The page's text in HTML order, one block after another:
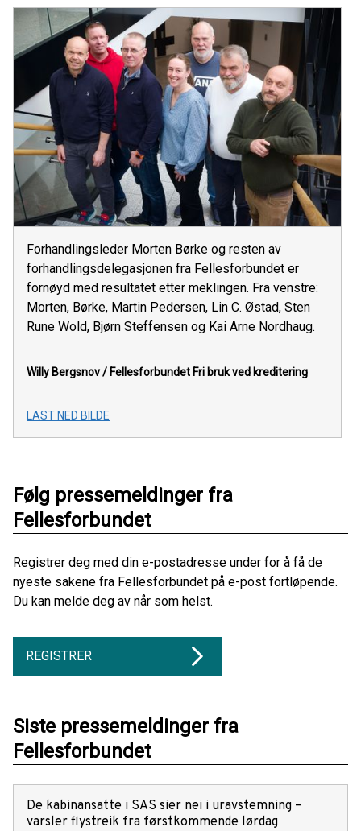
Forhandlingsleder Morten Børke og resten av
forhandlingsdelegasjonen fra Fellesforbundet er
fornøyd med resultatet etter meklingen. Fra venstre:
Morten, Børke, Martin Pedersen, Lin C. Østad, Sten
Rune Wold, Bjørn Steffensen og Kai Arne Nordhaug.
Willy Bergsnov / Fellesforbundet Fri bruk ved kreditering
LAST NED BILDE
Følg pressemeldinger fra
Fellesforbundet
Registrer deg med din e-postadresse under for å få de
nyeste sakene fra Fellesforbundet på e-post fortløpende.
Du kan melde deg av når som helst.
REGISTRER
Siste pressemeldinger fra
Fellesforbundet
De kabinansatte i SAS sier nei i uravstemning –
varsler flystreik fra førstkommende lørdag